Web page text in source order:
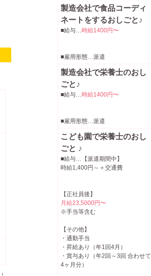
製造会社で食品コーディ
ネートをするおしごと♪
■給与…時給1400円〜
■雇用形態…派遣
製造会社で栄養士のおし
ごと♪
■給与…時給1400円〜
■雇用形態…派遣
こども園で栄養士のおし
ごと ♪
■給与…【派遣期間中】
時給1,400円～＋交通費
【正社員後】
月給23,5000円〜
※手当等含む
【その他】
・通勤手当
・昇給あり（年1回4月）
・賞与あり（年2回～3回 合わせて
4ヶ月分）